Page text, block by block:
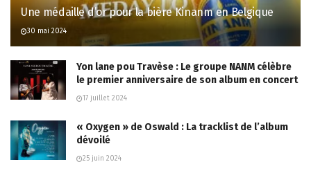
Une médaille d’or pour la bière Kinanm en Belgique
30 mai 2024
Yon lane pou Travèse : Le groupe NANM célèbre
le premier anniversaire de son album en concert
17 juillet 2024
« Oxygen » de Oswald : La tracklist de l’album
dévoilé
25 juin 2024